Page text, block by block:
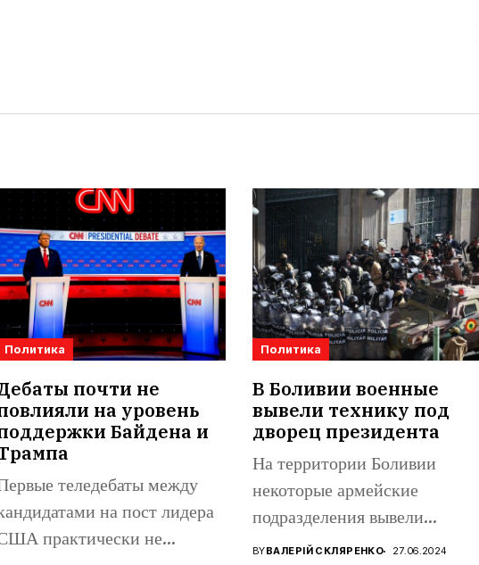
Политика
почти не
на уровень
Байдена и
теледебаты между
на пост лидера
практически не
Политика
В Боливии военные
вывели технику под
дворец президента
На территории Боливии
некоторые армейские
подразделения вывели
бронетехнику на
BYВАЛЕРІЙ СКЛЯРЕНКО 27.06.2024